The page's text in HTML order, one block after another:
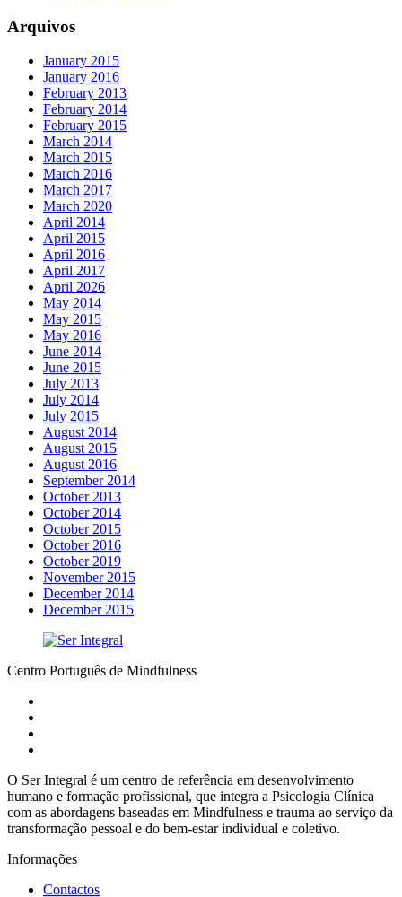
Arquivos
January 2015
January 2016
February 2013
February 2014
February 2015
March 2014
March 2015
March 2016
March 2017
March 2020
April 2014
April 2015
April 2016
April 2017
April 2026
May 2014
May 2015
May 2016
June 2014
June 2015
July 2013
July 2014
July 2015
August 2014
August 2015
August 2016
September 2014
October 2013
October 2014
October 2015
October 2016
October 2019
November 2015
December 2014
December 2015
Centro Português de Mindfulness
O Ser Integral é um centro de referência em desenvolvimento
humano e formação profissional, que integra a Psicologia Clínica
com as abordagens baseadas em Mindfulness e trauma ao serviço da
transformação pessoal e do bem-estar individual e coletivo.
Informações
Contactos